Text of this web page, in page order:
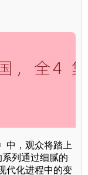
中，观众将踏上
列通过细腻的
代化进程中的变